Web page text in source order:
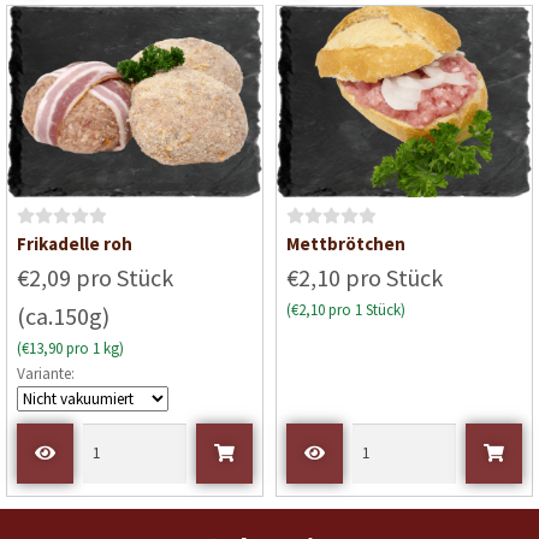
n
n
B
w
e
r
t
e
t
t
Frikadelle roh
€2,09 pro Stück
(ca.150g)
(€13,90 pro 1 kg)
Variante:
B
w
e
t
t
Mettbrötchen
€2,10 pro Stück
(€2,10 pro 1 Stück)